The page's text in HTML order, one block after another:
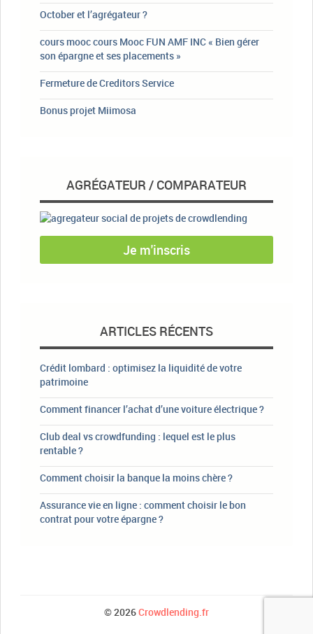
October et l’agrégateur ?
cours mooc cours Mooc FUN AMF INC « Bien gérer
son épargne et ses placements »
Fermeture de Creditors Service
Bonus projet Miimosa
AGRÉGATEUR / COMPARATEUR
Je m'inscris
ARTICLES RÉCENTS
Crédit lombard : optimisez la liquidité de votre
patrimoine
Comment financer l’achat d’une voiture électrique ?
Club deal vs crowdfunding : lequel est le plus
rentable ?
Comment choisir la banque la moins chère ?
Assurance vie en ligne : comment choisir le bon
contrat pour votre épargne ?
© 2026Crowdlending.fr